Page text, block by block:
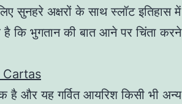
सुनहरे अक्षरों के साथ स्लॉट इतिहास में
कि भुगतान की बात आने पर चिंता करने
Cartas
है और यह गर्वित आयरिश किसी भी अन्य